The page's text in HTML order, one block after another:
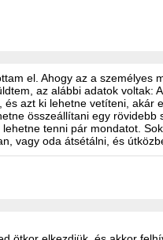
el. Ahogy az a
az alábbi adatok
azt ki lehetne vetíteni,
összeállítani egy
tenni pár mondatot.
vagy oda átsétálni, és